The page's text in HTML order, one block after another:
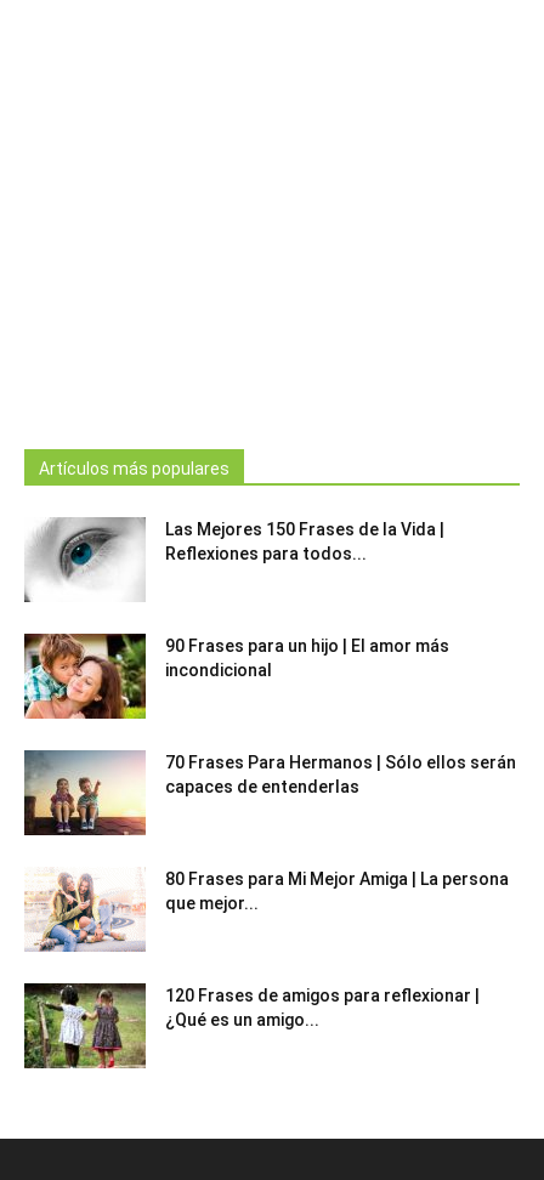
Artículos más populares
Las Mejores 150 Frases de la Vida |
Reflexiones para todos...
90 Frases para un hijo | El amor más
incondicional
70 Frases Para Hermanos | Sólo ellos serán
capaces de entenderlas
80 Frases para Mi Mejor Amiga | La persona
que mejor...
120 Frases de amigos para reflexionar |
¿Qué es un amigo...